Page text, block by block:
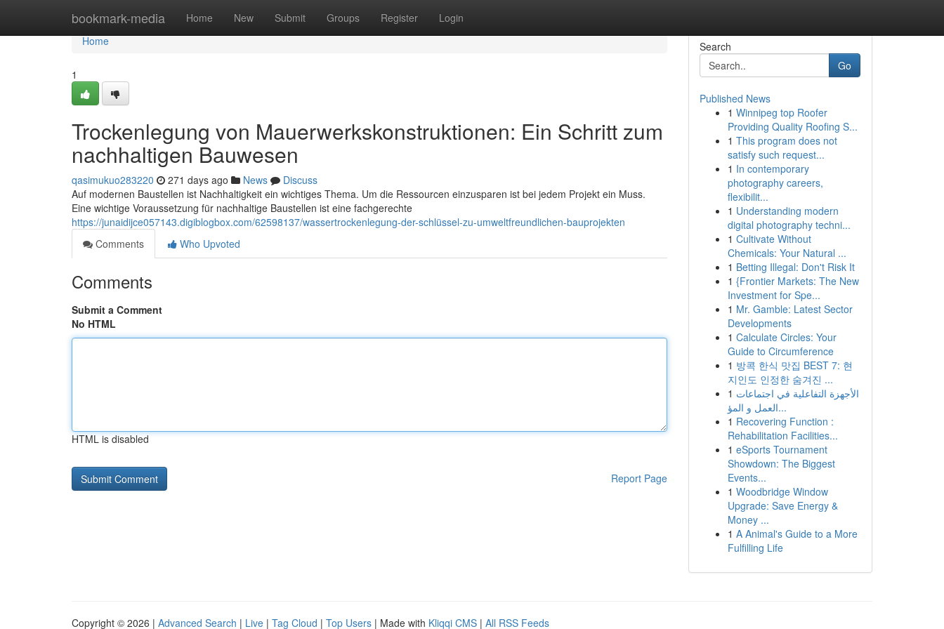
bookmark-media Home New Submit Groups Register Login
Home
Home
1
Trockenlegung von Mauerwerkskonstruktionen: Ein Schritt zum
nachhaltigen Bauwesen
qasimukuo283220 271 days ago News
Discuss
Auf modernen Baustellen ist Nachhaltigkeit ein wichtiges Thema. Um die Ressourcen einzusparen ist bei jedem Projekt ein Muss.
Eine wichtige Voraussetzung für nachhaltige Baustellen ist eine fachgerechte
https://junaidijce057143.digiblogbox.com/62598137/wassertrockenlegung-der-schlüssel-zu-umweltfreundlichen-bauprojekten
Comments
Who Upvoted
Comments
Submit a Comment
No HTML
HTML is disabled
Report Page
Search
Go
Published News
1 Winnipeg top Roofer
Providing Quality Roofing S...
1 This program does not
satisfy such request...
1 In contemporary
photography careers,
flexibilit...
1 Understanding modern
digital photography techni...
1 Cultivate Without
Chemicals: Your Natural ...
1 Betting Illegal: Don't Risk It
1 {Frontier Markets: The New
Investment for Spe...
1 Mr. Gamble: Latest Sector
Developments
1 Calculate Circles: Your
Guide to Circumference
1 방콕 한식 맛집 BEST 7: 현
지인도 인정한 숨겨진 ...
1 الأجهزة التفاعلية في اجتماعات
العمل و المؤ...
1 Recovering Function :
Rehabilitation Facilities...
1 eSports Tournament
Showdown: The Biggest
Events...
1 Woodbridge Window
Upgrade: Save Energy &
Money ...
1 A Animal's Guide to a More
Fulfilling Life
Copyright © 2026 | Advanced Search | Live | Tag Cloud | Top Users | Made with Kliqqi CMS | All RSS Feeds